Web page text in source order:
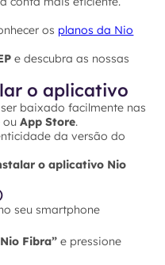
os planos da Nio
e descubra as nossas
o aplicativo
baixado facilmente nas
ouApp Store.
da versão do
o aplicativo Nio
seu smartphone
Fibra” e pressione